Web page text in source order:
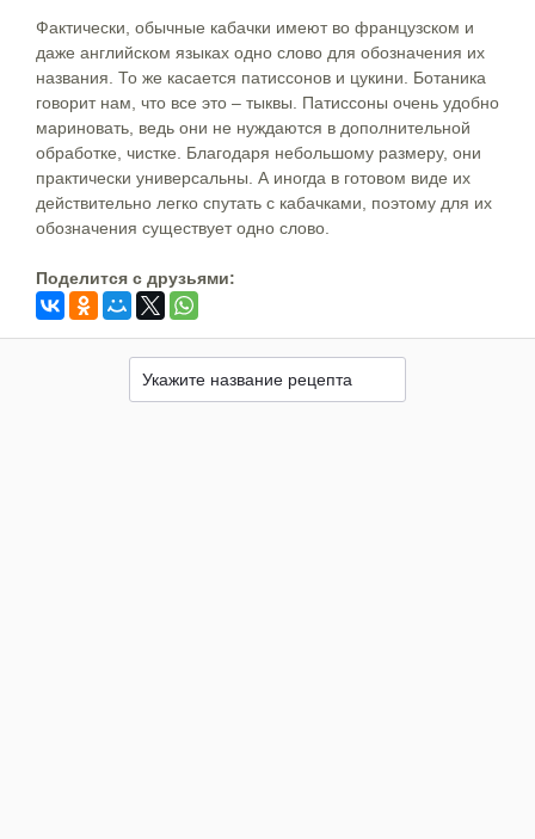
Фактически, обычные кабачки имеют во французском и
даже английском языках одно слово для обозначения их
названия. То же касается патиссонов и цукини. Ботаника
говорит нам, что все это – тыквы. Патиссоны очень удобно
мариновать, ведь они не нуждаются в дополнительной
обработке, чистке. Благодаря небольшому размеру, они
практически универсальны. А иногда в готовом виде их
действительно легко спутать с кабачками, поэтому для их
обозначения существует одно слово.
Поделится c друзьями: